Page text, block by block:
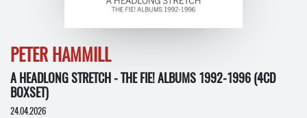
PETER HAMMILL
A HEADLONG STRETCH - THE FIE! ALBUMS 1992-1996 (4CD
BOXSET)
24.04.2026